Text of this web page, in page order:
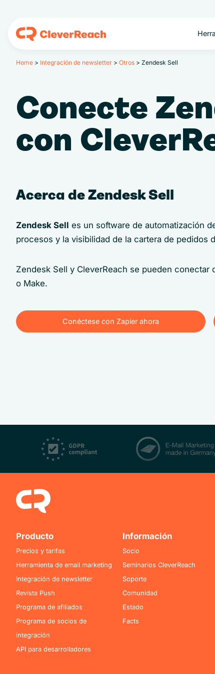
Home > Integración de newsletter > Otros > Zendesk Sell
Conecte
con
Acerca de Zendesk Sell
Zendesk Sell es un software de automatización
procesos y la visibilidad de la cartera de pedidos
Zendesk Sell y CleverReach se pueden
o Make.
Conéctese con Zapier ahora
Producto
Precios y tarifas
Herramienta de email marketing
Integración de newsletter
Revista Push
Programa de afiliados
Programa de socios de
integración
API para desarrolladores
Información
Socio
Seminarios CleverReach
Soporte
Comunidad
Estado
Facts